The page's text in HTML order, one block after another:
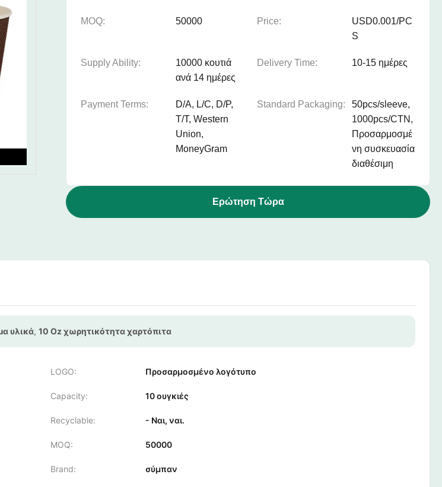
MOQ: 50000 Price:
USD0.001/PC
S
Supply Ability:
10000 κουτιά
ανά 14 ημέρες
Delivery Time: 10-15 ημέρες
Payment Terms:
D/A, L/C, D/P,
T/T, Western
Union,
MoneyGram
Standard Packaging:
50pcs/sleeve,
1000pcs/CTN,
Προσαρμοσμέ
νη συσκευασία
διαθέσιμη
Ερώτηση Τώρα
υλικά, 10 Oz χωρητικότητα χαρτόπιτα
LOGO: Προσαρμοσμένο λογότυπο
Capacity: 10 ουγκιές
Recyclable: - Ναι, ναι.
MOQ: 50000
Brand: σύμπαν